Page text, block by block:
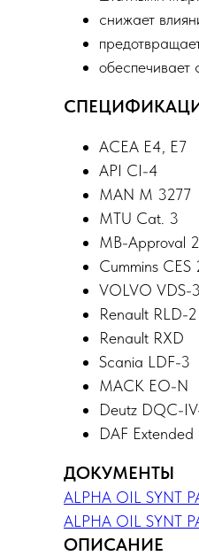
снижает
обеспечивает
ACEA E4, E7
API CI-4
MAN M 3277
MTU Cat. 3
MB-Approval
Cummins
VOLVO VDS-3
Renault RLD-2
Renault RXD
Scania LDF-3
MACK EO-N
Deutz DQC-
DAF Extended
ДОКУМЕНТЫ
ALPHA OIL SYNT
ALPHA OIL SYNT
ОПИСАНИЕ